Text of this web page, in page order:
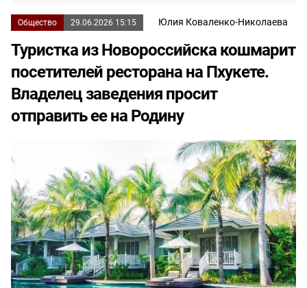
Общество 29.06.2026 15:15 Юлия Коваленко-Николаева
Туристка из Новороссийска кошмарит
посетителей ресторана на Пхукете.
Владелец заведения просит
отправить ее на Родину